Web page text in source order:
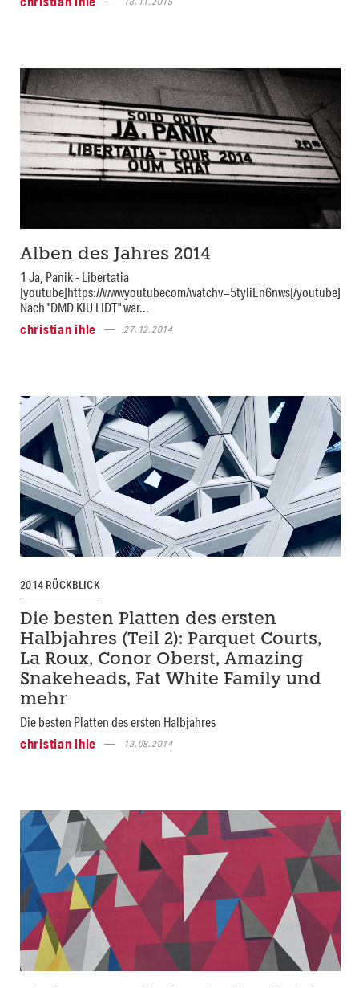
Alben des Jahres 2014
1 Ja, Panik - Libertatia
[youtube]https://wwwyoutubecom/watchv=5tyliEn6nws[/youtube]
Nach "DMD KIU LIDT" war...
christian ihle
27.12.2014
2014 RÜCKBLICK
Die besten Platten des ersten
Halbjahres (Teil 2): Parquet Courts,
La Roux, Conor Oberst, Amazing
Snakeheads, Fat White Family und
mehr
Die besten Platten des ersten Halbjahres
christian ihle
13.08.2014